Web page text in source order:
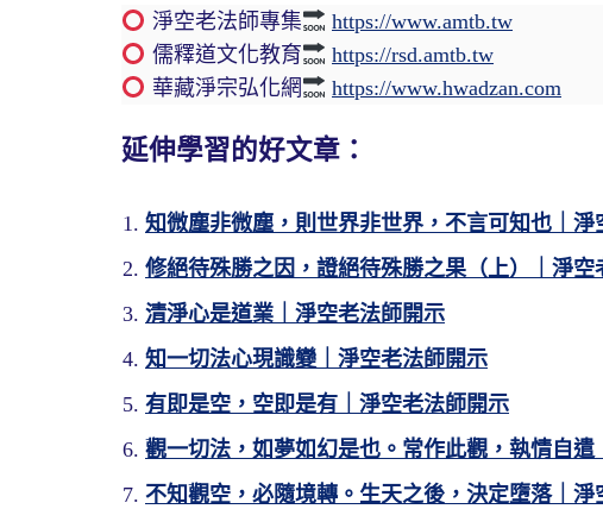
淨空老法師專集
https://www.amtb.tw
儒釋道文化教育
https://rsd.amtb.tw
華藏淨宗弘化網
https://www.hwadzan.com
延伸學習的好文章：
知微塵非微塵，則世界非世界，不言可知也｜淨
修絕待殊勝之因，證絕待殊勝之果（上）｜淨空
清淨心是道業｜淨空老法師開示
知一切法心現識變｜淨空老法師開示
有即是空，空即是有｜淨空老法師開示
觀一切法，如夢如幻是也。常作此觀，執情自遣
不知觀空，必隨境轉。生天之後，決定墮落｜淨